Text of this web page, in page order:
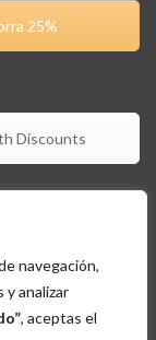
navegación,
analizar
, aceptas el
25%
Discounts
y no tienen la